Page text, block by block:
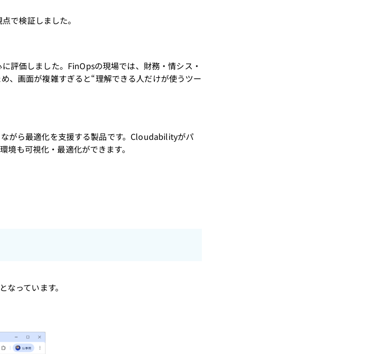
で検証しました。
評価しました。FinOpsの現場では、財務・情シス・
、画面が複雑すぎると“理解できる人だけが使うツー
がら最適化を支援する製品です。Cloudabilityがパ
も可視化・最適化ができます。
っています。